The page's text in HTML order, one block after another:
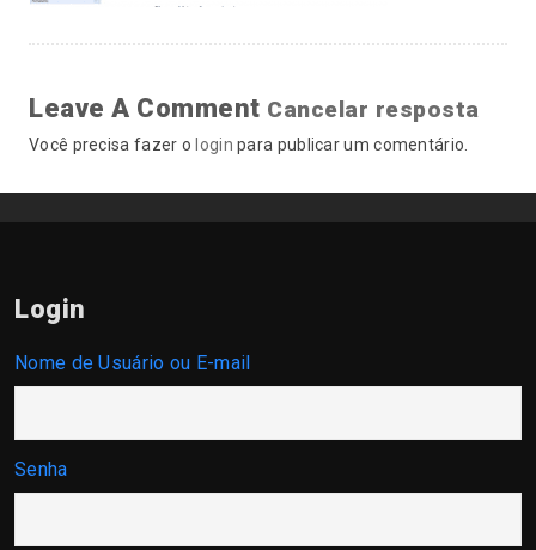
Leave A Comment Cancelar resposta
Você precisa fazer o login para publicar um comentário.
Login
Nome de Usuário ou E-mail
Senha